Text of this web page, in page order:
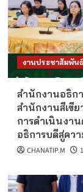
งานประชาสัมพัน
สำนักงานอธิก
สำนักงานสีเขี
การดำเนินงา
อธิการบดีสู่คว
CHANATIP.M